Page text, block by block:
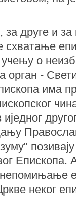
друге и за
схватање
о
орган -
има
Епископа.
непомињање
неког